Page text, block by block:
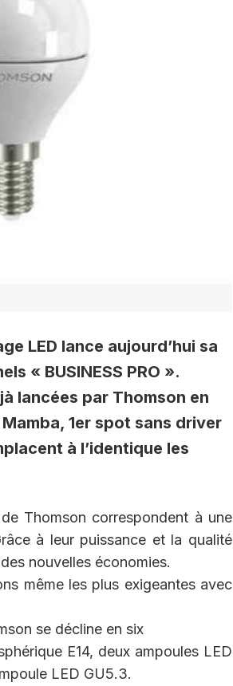
LED lance aujourd’hui sa
« BUSINESS PRO ».
lancées par Thomson en
1er spot sans driver
à l’identique les
Thomson correspondent à une
à leur puissance et la qualité
nouvelles économies.
même les plus exigeantes avec
se décline en six
E14, deux ampoules LED
LED GU5.3.